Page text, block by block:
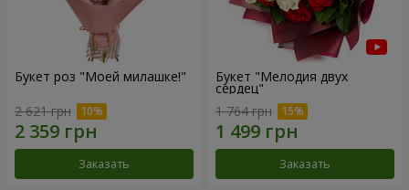
Букет роз "Моей милашке!"
2 621 грн
Заказать
Букет "Мелодия двух
сердец"
1 764 грн
Заказать